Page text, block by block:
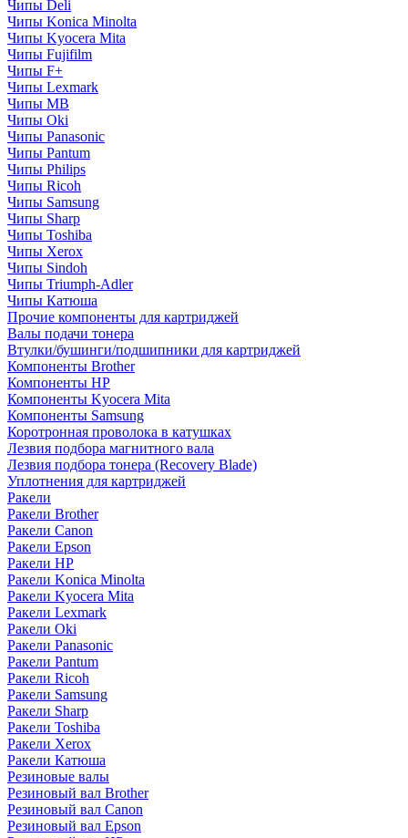
Чипы Deli
Чипы Konica Minolta
Чипы Kyocera Mita
Чипы Fujifilm
Чипы F+
Чипы Lexmark
Чипы MB
Чипы Oki
Чипы Panasonic
Чипы Pantum
Чипы Philips
Чипы Ricoh
Чипы Samsung
Чипы Sharp
Чипы Toshiba
Чипы Xerox
Чипы Sindoh
Чипы Triumph-Adler
Чипы Катюша
Прочие компоненты для картриджей
Валы подачи тонера
Втулки/бушинги/подшипники для картриджей
Компоненты Brother
Компоненты HP
Компоненты Kyocera Mita
Компоненты Samsung
Коротронная проволока в катушках
Лезвия подбора магнитного вала
Лезвия подбора тонера (Recovery Blade)
Уплотнения для картриджей
Ракели
Ракели Brother
Ракели Canon
Ракели Epson
Ракели HP
Ракели Konica Minolta
Ракели Kyocera Mita
Ракели Lexmark
Ракели Oki
Ракели Panasonic
Ракели Pantum
Ракели Ricoh
Ракели Samsung
Ракели Sharp
Ракели Toshiba
Ракели Xerox
Ракели Катюша
Резиновые валы
Резиновый вал Brother
Резиновый вал Canon
Резиновый вал Epson